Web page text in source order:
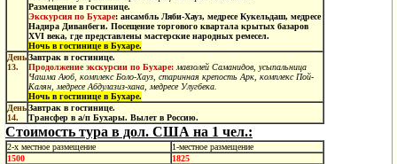
Размещение в гостинице.
Экскурсия по Бухаре: ансамбль Ляби-Хауз, медресе Кукельдаш, медресе
Надира Диванбеги. Посещение торгового квартала крытых базаров
XVI века, где представлены мастерские народных ремесел.
Ночь в гостинице в Бухаре.
День
13.
Завтрак в гостинице.
Продолжение экскурсии по Бухаре: мавзолей Саманидов, усыпальница
Чашма Аюб, комплекс Боло-Хауз, старинная крепость Арк, комплекс Пой-
Калян, медресе Абдулазиз-хана, медресе Улугбека.
Ночь в гостинице в Бухаре.
День
14.
Завтрак в гостинице.
Трансфер в а/п Бухары. Вылет в Россию.
Стоимость тура в дол. США на 1 чел.:
2-х местное размещение
1-местное размещение
1500
1825